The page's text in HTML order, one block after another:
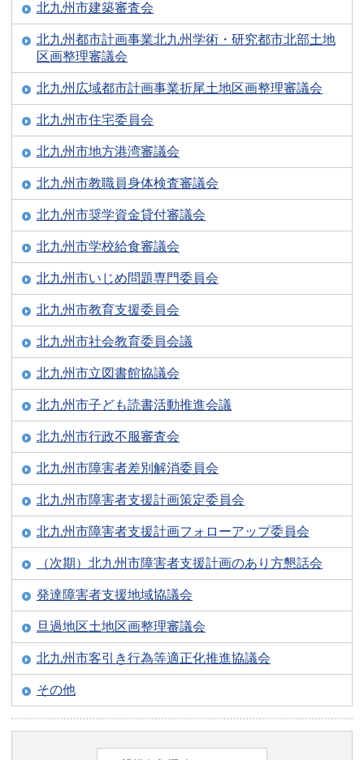
北九州市建築審査会
北九州都市計画事業北九州学術・研究都市北部土地
区画整理審議会
北九州広域都市計画事業折尾土地区画整理審議会
北九州市住宅委員会
北九州市地方港湾審議会
北九州市教職員身体検査審議会
北九州市奨学資金貸付審議会
北九州市学校給食審議会
北九州市いじめ問題専門委員会
北九州市教育支援委員会
北九州市社会教育委員会議
北九州市立図書館協議会
北九州市子ども読書活動推進会議
北九州市行政不服審査会
北九州市障害者差別解消委員会
北九州市障害者支援計画策定委員会
北九州市障害者支援計画フォローアップ委員会
（次期）北九州市障害者支援計画のあり方懇話会
発達障害者支援地域協議会
旦過地区土地区画整理審議会
北九州市客引き行為等適正化推進協議会
その他